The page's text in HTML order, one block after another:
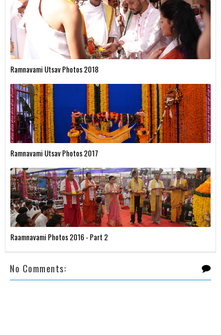
Ramnavami Utsav Photos 2018
Ramnavami Utsav Photos 2017
Raamnavami Photos 2016 - Part 2
No Comments: